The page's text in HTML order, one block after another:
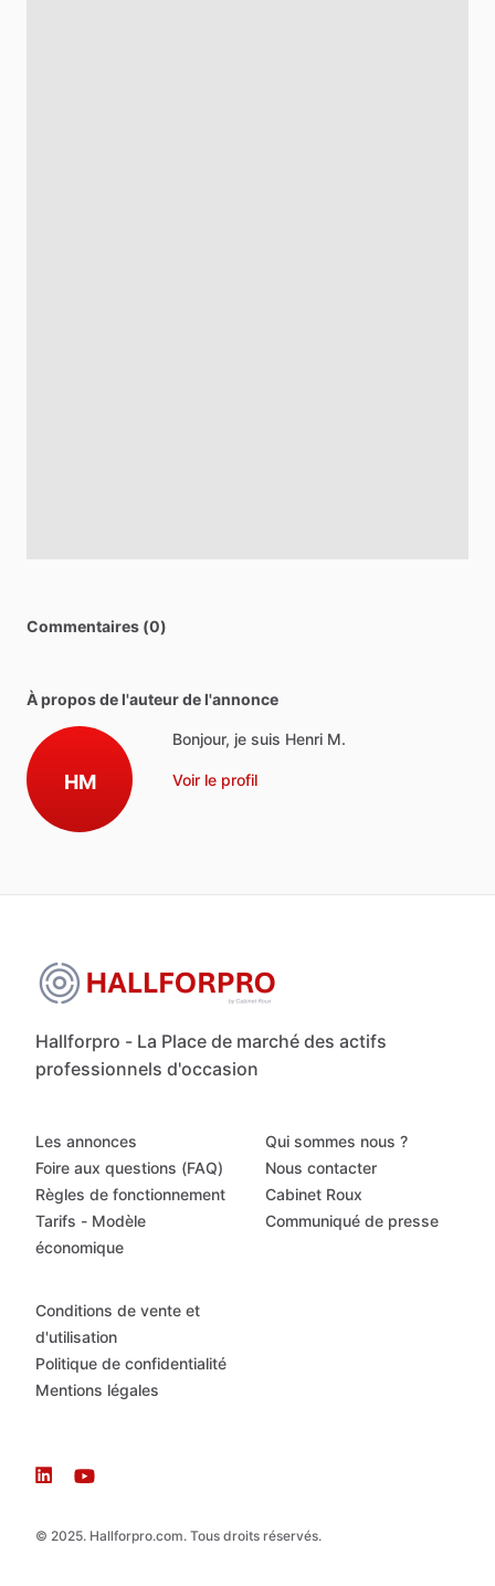
Commentaires (0)
À propos de l'auteur de l'annonce
HM
Bonjour, je suis Henri M.
Voir le profil
Hallforpro - La Place de marché des actifs
professionnels d'occasion
© 2025. Hallforpro.com. Tous droits réservés.
Les annonces
Foire aux questions (FAQ)
Règles de fonctionnement
Tarifs - Modèle
économique
Qui sommes nous ?
Nous contacter
Cabinet Roux
Communiqué de presse
Conditions de vente et
d'utilisation
Politique de confidentialité
Mentions légales